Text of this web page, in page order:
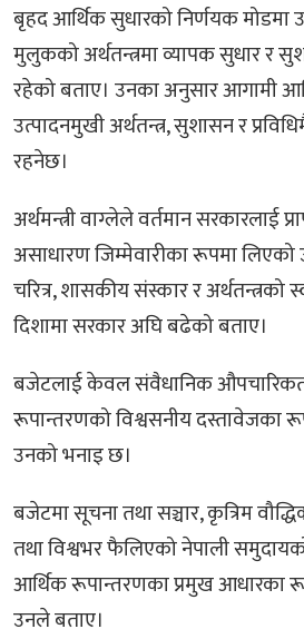
बृहद आर्थिक सुधारको निर्णयक
मुलुकको अर्थतन्त्रमा व्यापक सुधार र
रहेको बताए। उनका अनुसार आगामी
उत्पादनमुखी अर्थतन्त्र, सुशासन र
रहनेछ।
अर्थमन्त्री वाग्लेले वर्तमान सरकारलाई
असाधारण जिम्मेवारीका रूपमा लिएको
चरित्र, शासकीय संस्कार र अर्थतन्त्रको
दिशामा सरकार अघि बढेको बताए।
बजेटलाई केवल संवैधानिक
रूपान्तरणको विश्वसनीय दस्तावेजका
उनको भनाइ छ।
बजेटमा सूचना तथा सञ्चार, कृत्रिम
तथा विश्वभर फैलिएको नेपाली
आर्थिक रूपान्तरणका प्रमुख आधारका
उनले बताए।